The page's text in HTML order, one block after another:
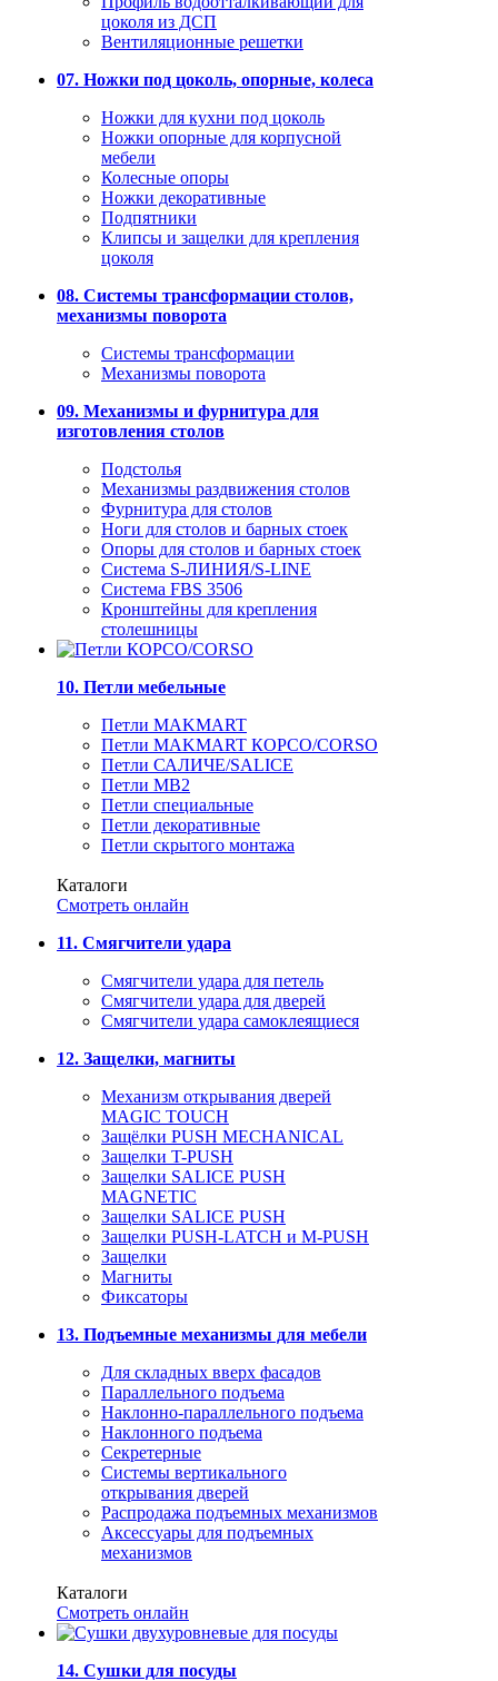
цоколя из ДСП
Вентиляционные решетки
07. Ножки под цоколь, опорные, колеса
Ножки для кухни под цоколь
Ножки опорные для корпусной
мебели
Колесные опоры
Ножки декоративные
Подпятники
Клипсы и защелки для крепления
цоколя
08. Системы трансформации столов,
механизмы поворота
Системы трансформации
Механизмы поворота
09. Механизмы и фурнитура для
изготовления столов
Подстолья
Механизмы раздвижения столов
Фурнитура для столов
Ноги для столов и барных стоек
Опоры для столов и барных стоек
Система S-ЛИНИЯ/S-LINE
Система FBS 3506
Кронштейны для крепления
столешницы
10. Петли мебельные
Петли MAKMART
Петли MAKMART КОРСО/CORSO
Петли САЛИЧЕ/SALICE
Петли MB2
Петли специальные
Петли декоративные
Петли скрытого монтажа
Каталоги
Смотреть онлайн
11. Смягчители удара
Смягчители удара для петель
Смягчители удара для дверей
Cмягчители удара самоклеящиеся
12. Защелки, магниты
Механизм открывания дверей
MAGIC TOUCH
Защёлки PUSH MECHANICAL
Защелки T-PUSH
Защелки SALICE PUSH
MAGNETIC
Защелки SALICE PUSH
Защелки PUSH-LATCH и M-PUSH
Защелки
Магниты
Фиксаторы
13. Подъемные механизмы для мебели
Для складных вверх фасадов
Параллельного подъема
Наклонно-параллельного подъема
Наклонного подъема
Секретерные
Системы вертикального
открывания дверей
Распродажа подъемных механизмов
Аксессуары для подъемных
механизмов
Каталоги
Смотреть онлайн
14. Сушки для посуды